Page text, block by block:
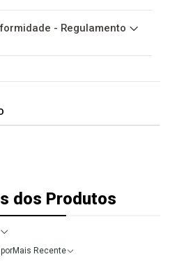
- Regulamento
dos Produtos
Mais Recente